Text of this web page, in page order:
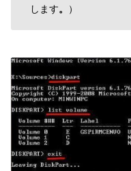
します。 ）